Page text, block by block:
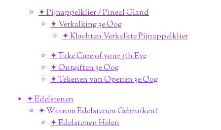
✦ Pijnappelklier / Pineal Gland
✦ Verkalking 3e Oog
✦ Klachten Verkalkte Pijnappelklier
✦ Take Care of your 3th Eye
✦ Ontgiften 3e Oog
✦ Tekenen van Openen 3e Oog
✦ Edelstenen
✦ Waarom Edelstenen Gebruiken?
✦ Edelstenen Helen